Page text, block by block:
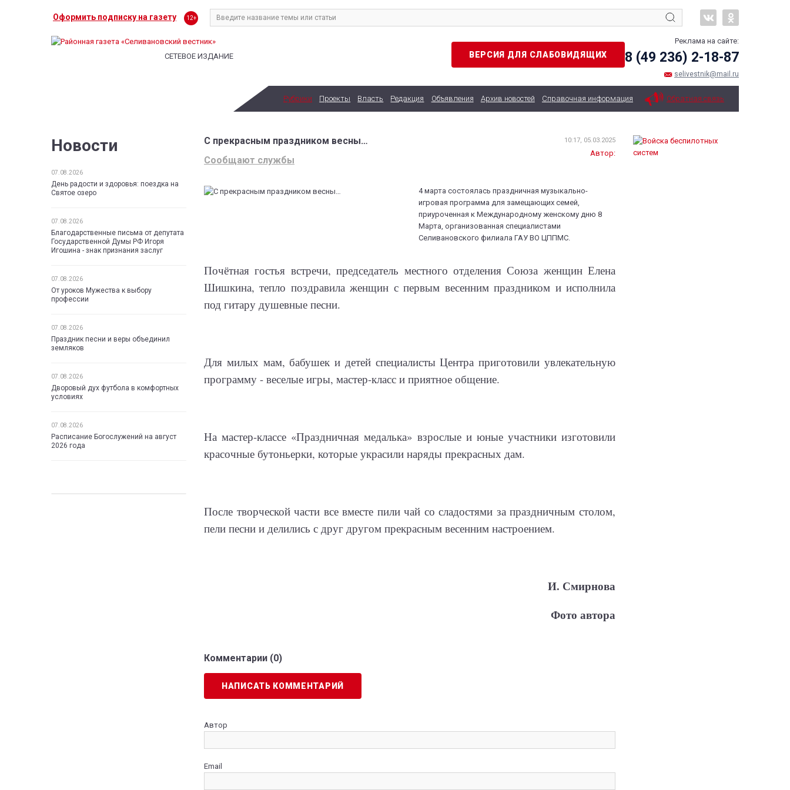
Оформить подписку на газету 12+
СЕТЕВОЕ ИЗДАНИЕ ВЕРСИЯ ДЛЯ СЛАБОВИДЯЩИХ
Реклама на сайте:
8 (49 236) 2-18-87
selivestnik@mail.ru
Рубрики Проекты Власть Редакция Объявления Архив новостей Справочная информация Обратная связь
Новости
07.08.2026
День радости и здоровья: поездка на
Святое озеро
07.08.2026
Благодарственные письма от депутата
Государственной Думы РФ Игоря
Игошина - знак признания заслуг
07.08.2026
От уроков Мужества к выбору
профессии
07.08.2026
Праздник песни и веры объединил
земляков
07.08.2026
Дворовый дух футбола в комфортных
условиях
07.08.2026
Расписание Богослужений на август
2026 года
С прекрасным праздником весны…
Сообщают службы
10:17, 05.03.2025
Автор:
4 марта состоялась праздничная музыкально-
игровая программа для замещающих семей,
приуроченная к Международному женскому дню 8
Марта, организованная специалистами
Селивановского филиала ГАУ ВО ЦППМС.
Почётная гостья встречи, председатель местного отделения Союза женщин Елена
Шишкина, тепло поздравила женщин с первым весенним праздником и исполнила
под гитару душевные песни.
Для милых мам, бабушек и детей специалисты Центра приготовили увлекательную
программу - веселые игры, мастер-класс и приятное общение.
На мастер-классе «Праздничная медалька» взрослые и юные участники изготовили
красочные бутоньерки, которые украсили наряды прекрасных дам.
После творческой части все вместе пили чай со сладостями за праздничным столом,
пели песни и делились с друг другом прекрасным весенним настроением.
И. Смирнова
Фото автора
Комментарии (0)
НАПИСАТЬ КОММЕНТАРИЙ
Автор
Email